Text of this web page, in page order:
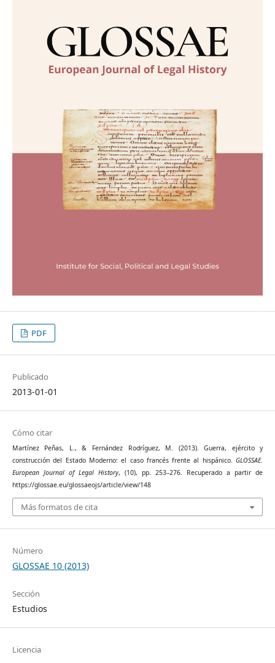
PDF
Publicado
2013-01-01
Cómo citar
Martínez Peñas, L., & Fernández Rodríguez, M. (2013). Guerra, ejército y
construcción del Estado Moderno: el caso francés frente al hispánico.GLOSSAE.
European Journal of Legal History, (10), pp. 253–276. Recuperado a partir de
https://glossae.eu/glossaeojs/article/view/148
Más formatos de cita
Número
GLOSSAE 10 (2013)
Sección
Estudios
Licencia